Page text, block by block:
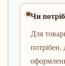
Чи
Для
потрібен,